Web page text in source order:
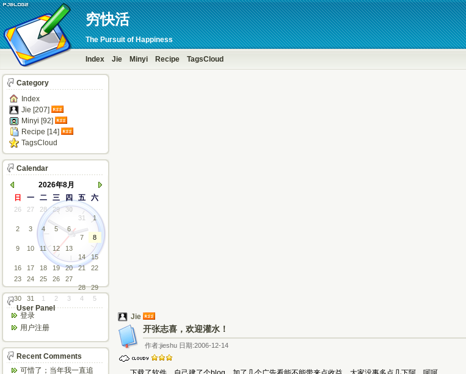
穷快活
The Pursuit of Happiness
Index Jie Minyi Recipe TagsCloud
Jie
开张志喜，欢迎灌水！
作者:jieshu 日期:2006-12-14
Category
Index
Jie [207]
Minyi [92]
Recipe [14]
TagsCloud
Calendar
2026年8月
日
一 二 三 四 五 六
26 27 28 29
30
31
1
2
3 4 5
6
7
8
9
10 11 12
13
14
15
16
17 18 19 20 21
22
23
24 25 26
27
28
29
30
31 1 2 3 4 5
User Panel
登录
用户注册
Recent Comments
可惜了；当年我一直追